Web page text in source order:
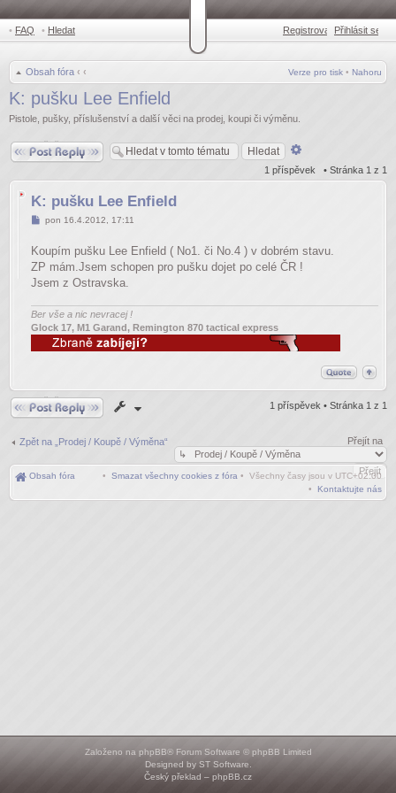
• FAQ • Hledat Registrovat •Přihlásit se
Obsah fóra ‹ ‹ Nahoru
Verze pro tisk •
K: pušku Lee Enfield
Pistole, pušky, příslušenství a další věci na prodej, koupi či výměnu.
Odpovědět
1 příspěvek • Stránka 1 z 1
K: pušku Lee Enfield
Příspěvek
pon 16.4.2012, 17:11
Koupím pušku Lee Enfield ( No1. či No.4 ) v dobrém stavu.
ZP mám.Jsem schopen pro pušku dojet po celé ČR !
Jsem z Ostravska.
Ber vše a nic nevracej !
Glock 17, M1 Garand, Remington 870 tactical express
Odpovědět 1 příspěvek • Stránka 1 z 1
Zpět na „Prodej / Koupě / Výměna“ Přejít na
Obsah fóra • Všechny časy jsou v UTC+02:00
• Smazat všechny cookies z fóra
• Kontaktujte nás
Založeno na phpBB® Forum Software © phpBB Limited
Designed by ST Software
Český překlad – phpBB.cz